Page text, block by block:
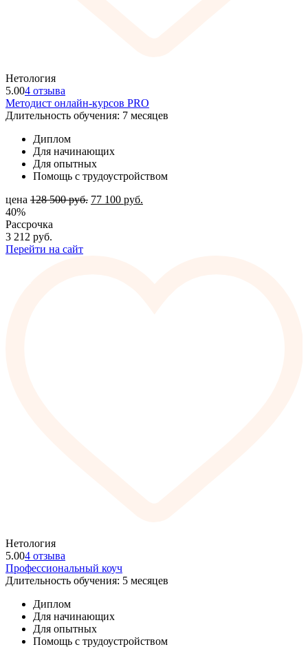
Нетология
5.004 отзыва
Методист онлайн-курсов PRO
Длительность обучения: 7 месяцев
Диплом
Для начинающих
Для опытных
Помощь с трудоустройством
цена 128 500руб. 77 100 руб.
40%
Рассрочка
3 212 руб.
Перейти на сайт
Нетология
5.004 отзыва
Профессиональный коуч
Длительность обучения: 5 месяцев
Диплом
Для начинающих
Для опытных
Помощь с трудоустройством